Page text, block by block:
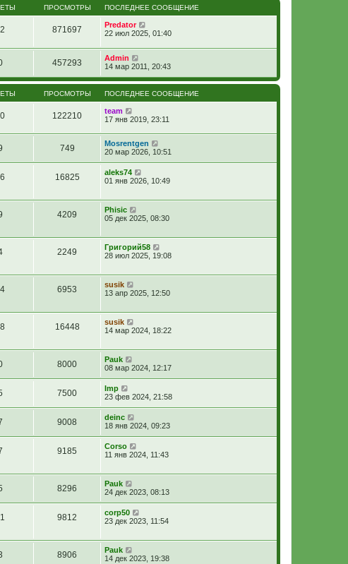
ПРОСМОТРЫ ПОСЛЕДНЕЕ СООБЩЕНИЕ
871697
Predator
22 июл 2025, 01:40
457293
Admin
14 мар 2011, 20:43
ПРОСМОТРЫ ПОСЛЕДНЕЕ СООБЩЕНИЕ
122210
team
17 янв 2019, 23:11
749
Mosrentgen
20 мар 2026, 10:51
16825
aleks74
01 янв 2026, 10:49
4209
Phisic
05 дек 2025, 08:30
2249
Григорий58
28 июл 2025, 19:08
6953
susik
13 апр 2025, 12:50
16448
susik
14 мар 2024, 18:22
8000
Pauk
08 мар 2024, 12:17
7500
Imp
23 фев 2024, 21:58
9008
deinc
18 янв 2024, 09:23
9185
Corso
11 янв 2024, 11:43
8296
Pauk
24 дек 2023, 08:13
9812
corp50
23 дек 2023, 11:54
8906
Pauk
14 дек 2023, 19:38